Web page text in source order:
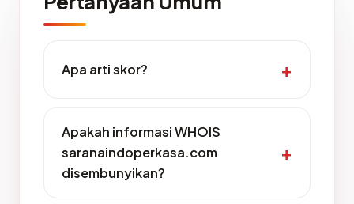
Apa arti skor?
Apakah informasi WHOIS
saranaindoperkasa.com
disembunyikan?